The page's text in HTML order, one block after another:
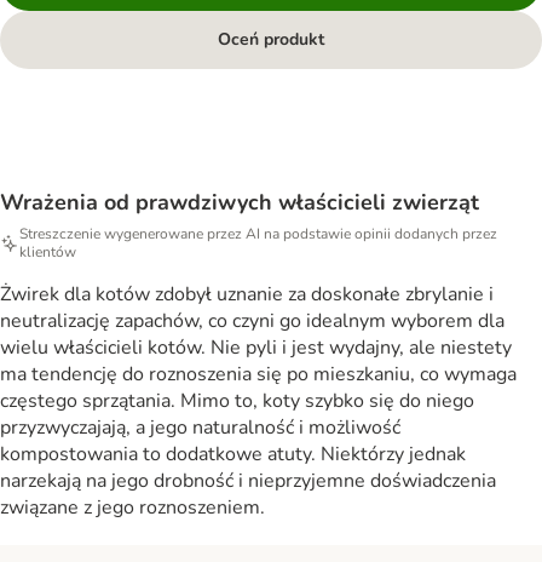
Oceń produkt
Wrażenia od prawdziwych właścicieli zwierząt
Streszczenie wygenerowane przez AI na podstawie opinii dodanych przez
klientów
Żwirek dla kotów zdobył uznanie za doskonałe zbrylanie i
neutralizację zapachów, co czyni go idealnym wyborem dla
wielu właścicieli kotów. Nie pyli i jest wydajny, ale niestety
ma tendencję do roznoszenia się po mieszkaniu, co wymaga
częstego sprzątania. Mimo to, koty szybko się do niego
przyzwyczajają, a jego naturalność i możliwość
kompostowania to dodatkowe atuty. Niektórzy jednak
narzekają na jego drobność i nieprzyjemne doświadczenia
związane z jego roznoszeniem.